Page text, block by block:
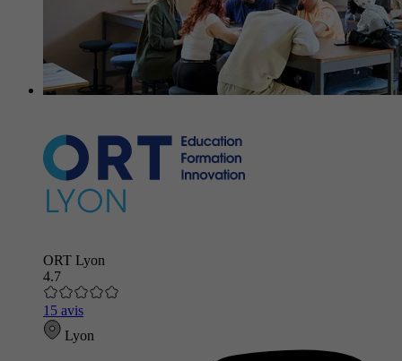
ORT Lyon
4.7
15 avis
Lyon